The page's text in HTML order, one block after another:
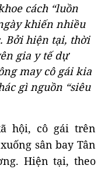
cách “luồn
khiến nhiều
Bởi hiện tại, thời
gia y tế dự
may cô gái kia
gì nguồn “siêu
hội, cô gái trên
sân bay Tân
Hiện tại, theo